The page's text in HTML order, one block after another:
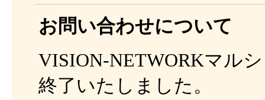
お問い合わせについて
VISION-NETWORKマル
終了いたしました。